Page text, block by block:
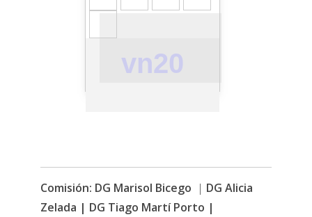
vn20
Comisión: DG Marisol Bicego | DG Alicia
Zelada | DG Tiago Martí Porto |